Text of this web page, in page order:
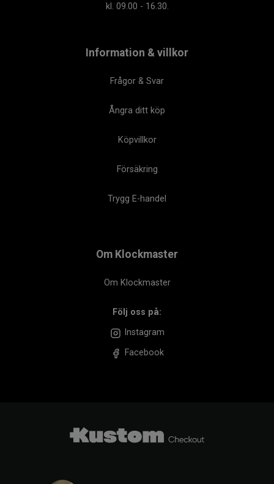
kl. 09.00 - 16.30.
Information & villkor
Frågor & Svar
Ångra ditt köp
Köpvillkor
Försäkring
Trygg E-handel
Om Klockmaster
Om Klockmaster
Följ oss på:
Instagram
Facebook